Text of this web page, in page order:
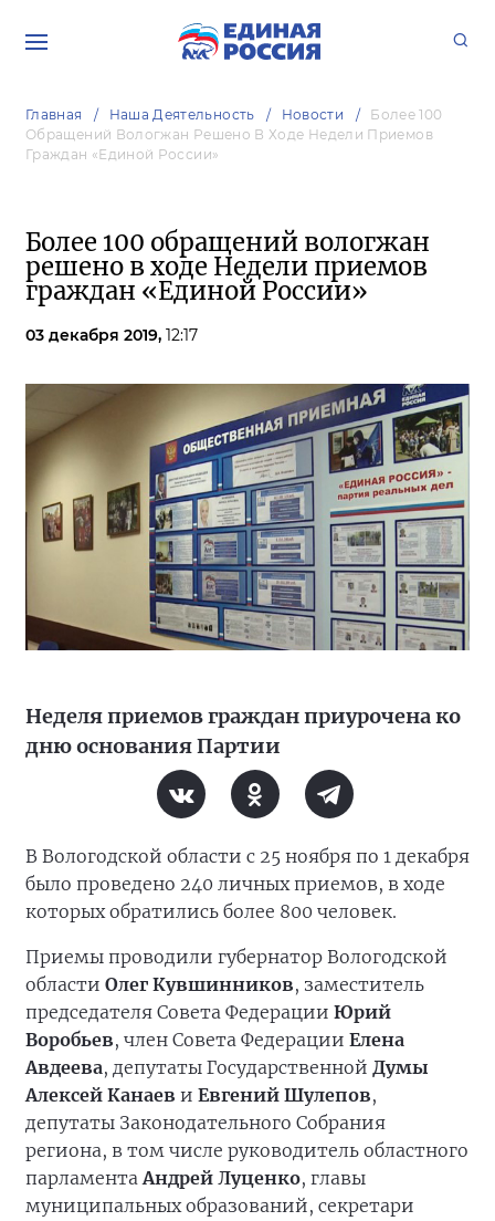
Главная Наша Деятельность Новости
Более 100
Обращений Вологжан Решено В Ходе Недели Приемов
Граждан «Единой России»
Более 100 обращений вологжан
решено в ходе Недели приемов
граждан «Единой России»
03 декабря 2019, 12:17
Неделя приемов граждан приурочена ко
дню основания Партии
В Вологодской области с 25 ноября по 1 декабря
было проведено 240 личных приемов, в ходе
которых обратились более 800 человек.
Приемы проводили губернатор Вологодской
области Олег Кувшинников, заместитель
председателя Совета Федерации Юрий
Воробьев, член Совета Федерации Елена
Авдеева, депутаты Государственной Думы
Алексей Канаев и Евгений Шулепов,
депутаты Законодательного Собрания
региона, в том числе руководитель областного
парламентаАндрей Луценко, главы
муниципальных образований, секретари